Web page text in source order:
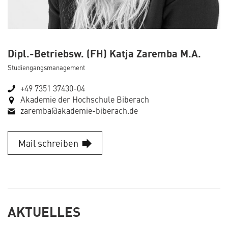
Dipl.-Betriebsw. (FH) Katja Zaremba M.A.
Studiengangsmanagement
+49 7351 37430-04
Akademie der Hochschule Biberach
zaremba@akademie-biberach.de
Mail schreiben
AKTUELLES